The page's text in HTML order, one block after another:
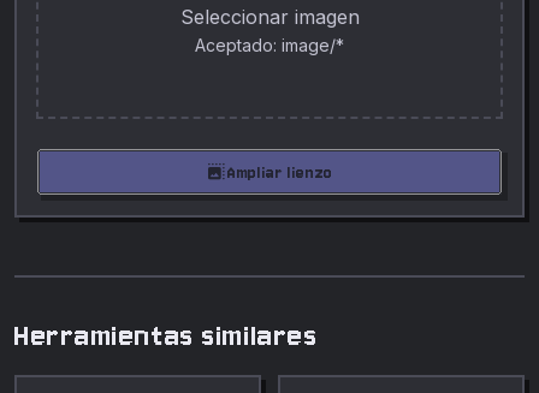
Seleccionar imagen
Aceptado: image/*
photo_size_select_largeAmpliar lienzo
Herramientas similares